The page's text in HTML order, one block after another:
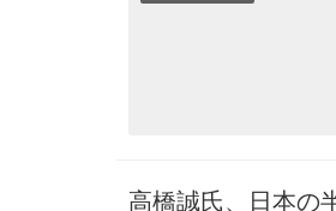
高橋誠氏、日本の